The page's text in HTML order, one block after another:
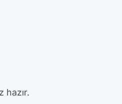
hazır.